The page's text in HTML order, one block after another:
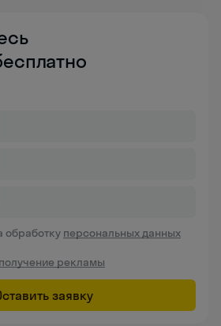
обработку персональных данных
получение рекламы
заявку